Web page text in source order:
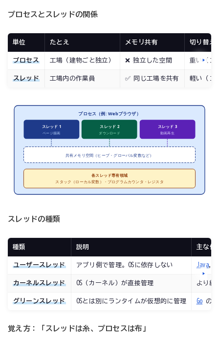
プロセスとスレッドの関係
単位 たとえ メモリ共有 切り替え
プロセス 工場（建物ごと独立） ❌ 独立した空間 重い（コ
スレッド 工場内の作業員 ✅ 同じ工場を共有 軽い（コ
プロセス（例: Webブラウザ）
スレッド 1
ページ描画
スレッド 2
ダウンロード
スレッド 3
動画再生
共有メモリ空間（ヒープ・グローバル変数など）
各スレッド専有領域
スタック（ローカル変数）・プログラムカウンタ・レジスタ
スレッドの種類
種類 説明 主な使
ユーザースレッド アプリ側で管理。OSに依存しない Java,
カーネルスレッド OS（カーネル）が直接管理 より細
グリーンスレッド OSとは別にランタイムが仮想的に管理 Go の
覚え方：「スレッドは糸、プロセスは布」